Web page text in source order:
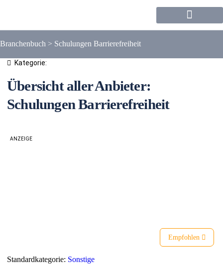
Branchenbuch > Schulungen Barrierefreiheit
Kategorie:
Übersicht aller Anbieter:
Schulungen Barrierefreiheit
ANZEIGE
Empfohlen
Standardkategorie: Sonstige